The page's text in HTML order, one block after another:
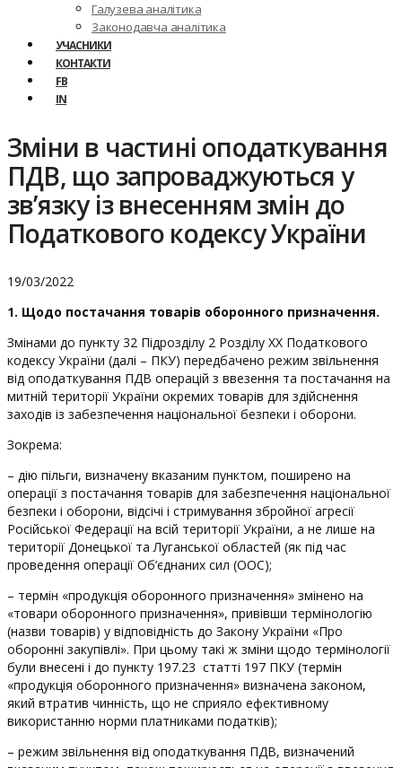
Галузева аналітика
Законодавча аналітика
УЧАСНИКИ
КОНТАКТИ
FB
IN
Зміни в частині оподаткування
ПДВ, що запроваджуються у
зв’язку із внесенням змін до
Податкового кодексу України
19/03/2022
1. Щодо постачання товарів оборонного призначення.
Змінами до пункту 32 Підрозділу 2 Розділу ХХ Податкового
кодексу України (далі – ПКУ) передбачено режим звільнення
від оподаткування ПДВ операцій з ввезення та постачання на
митній території України окремих товарів для здійснення
заходів із забезпечення національної безпеки і оборони.
Зокрема:
– дію пільги, визначену вказаним пунктом, поширено на
операції з постачання товарів для забезпечення національної
безпеки і оборони, відсічі і стримування збройної агресії
Російської Федерації на всій території України, а не лише на
території Донецької та Луганської областей (як під час
проведення операції Об’єднаних сил (ООС);
– термін «продукція оборонного призначення» змінено на
«товари оборонного призначення», привівши термінологію
(назви товарів) у відповідність до Закону України «Про
оборонні закупівлі». При цьому такі ж зміни щодо термінології
були внесені і до пункту 197.23 статті 197 ПКУ (термін
«продукція оборонного призначення» визначена законом,
який втратив чинність, що не сприяло ефективному
використанню норми платниками податків);
– режим звільнення від оподаткування ПДВ, визначений